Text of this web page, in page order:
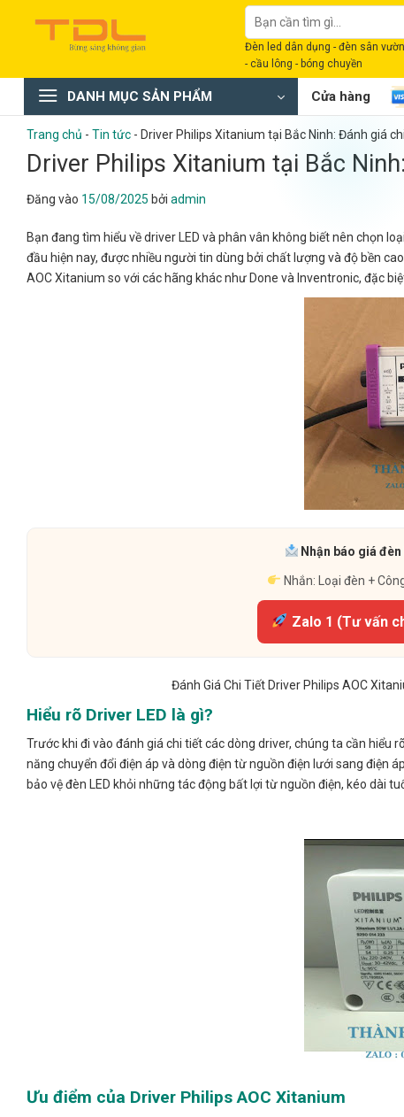
dung
Tìm
kiếm:
Đèn led dân dụng - đèn sân
- cầu lông - bóng chuyền
DANH MỤC SẢN PHẨM Cửa hàng
Trang chủ - Tin tức - Driver Philips Xitanium tại Bắc Ninh: Đánh giá
Driver Philips Xitanium tại Bắc
Đăng vào 15/08/2025 bởi admin
Bạn đang tìm hiểu về driver LED và phân vân không biết nên chọn
đầu hiện nay, được nhiều người tin dùng bởi chất lượng và độ bền
AOC Xitanium so với các hãng khác như Done và Inventronic, đặc
Nhận báo giá
Nhắn: Loại đèn +
Zalo 1 (Tư vấn
Đánh Giá Chi Tiết Driver Philips AOC
Hiểu rõ Driver LED là gì?
Trước khi đi vào đánh giá chi tiết các dòng driver, chúng ta cần hiểu
năng chuyển đổi điện áp và dòng điện từ nguồn điện lưới sang điện
bảo vệ đèn LED khỏi những tác động bất lợi từ nguồn điện, kéo dài
Ưu điểm của Driver Philips AOC Xitanium